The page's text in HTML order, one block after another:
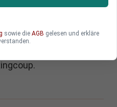
seine Strom-Batterien
vertreibt solche
Jahren. Teslas
sowie die AGB gelesen und erkläre